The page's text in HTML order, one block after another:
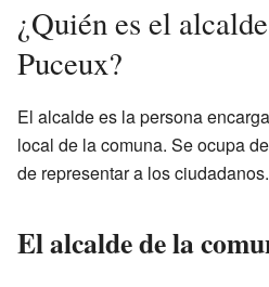
¿Quién es el
Puceux?
El alcalde es la persona
local de la comuna. Se ocupa
de representar a los ciudadanos.
El alcalde de la